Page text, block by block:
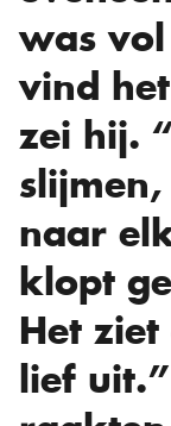
was
vind
zei hij.
naar
klopt
Het
lief